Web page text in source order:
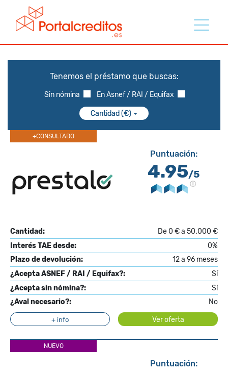
Tenemos el préstamo que buscas:
Sin nómina En Asnef / RAI / Equifax
Cantidad (€)
+CONSULTADO
Puntuación:
4.95/5
Cantidad:
De 0 € a 50.000 €
Interés TAE desde:
0%
Plazo de devolución:
12 a 96 meses
¿Acepta ASNEF / RAI / Equifax?:
Sí
¿Acepta sin nómina?:
Sí
¿Aval necesario?:
No
+ info Ver oferta
NUEVO
Puntuación: